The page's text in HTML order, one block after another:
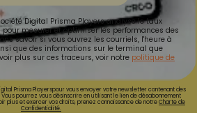
Digital Prisma Players analyse le taux
mesurer et optimiser les performances des
savoir si vous ouvrez les courriels, l'heure à
que des informations sur le terminal que
plus sur ces traceurs, voir notre politique de
Prisma Playerspour vous envoyer votre newsletter contenant des
pourrez vous désinscrire en utilisant le lien de désabonnement
plus et exercer vos droits, prenez connaissance de notreCharte de
Confidentialité.